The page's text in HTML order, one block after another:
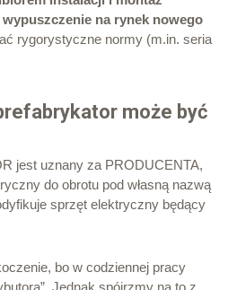
na rynek nowego
rygorystyczne normy (m.in. seria
może być
jest uznany za PRODUCENTA,
do obrotu pod własną nazwą
sprzęt elektryczny będący
bo w codziennej pracy
Jednak spójrzmy na to z